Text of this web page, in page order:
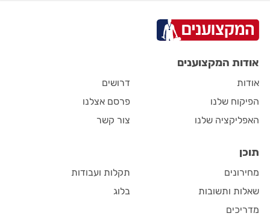
אודות המקצוענים
אודות
הפיקוח שלנו
האפליקציה שלנו
דרושים
פרסם אצלנו
צור קשר
תוכן
מחירונים
שאלות ותשובות
מדריכים
תקלות ועבודות
בלוג